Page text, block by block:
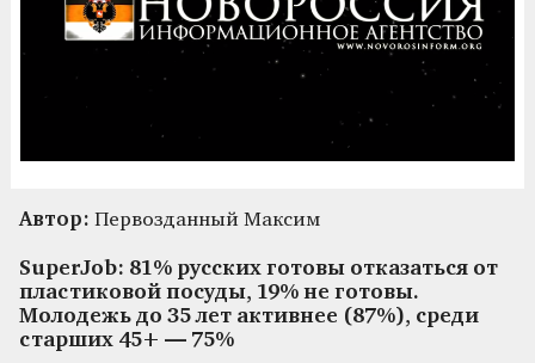
Автор: Первозданный Максим
SuperJob: 81% русских готовы отказаться от
пластиковой посуды, 19% не готовы.
Молодежь до 35 лет активнее (87%), среди
старших 45+ — 75%